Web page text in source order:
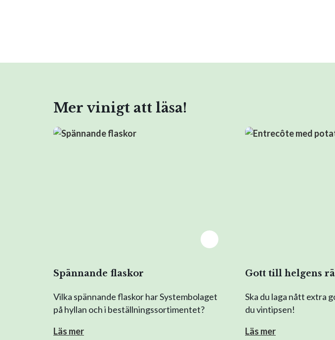
Mer vinigt att läsa!
Spännande flaskor
Vilka spännande flaskor har Systembolaget
på hyllan och i beställningssortimentet?
Läs mer
Gott till helgens
Ska du laga nått extra
du vintipsen!
Läs mer